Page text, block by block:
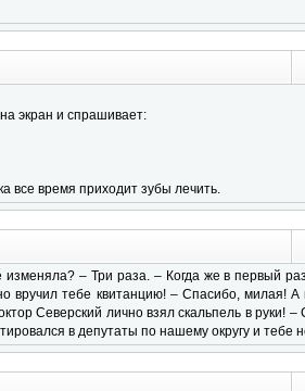
экран и спрашивает:
все время приходит зубы лечить.
– Три раза. – Когда же в первый
вручил тебе квитанцию! – Спасибо, милая!
Северский лично взял скальпель в руки!
в депутаты по нашему округу и тебе